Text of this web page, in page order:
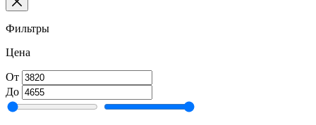
Фильтры
Цена
От
До